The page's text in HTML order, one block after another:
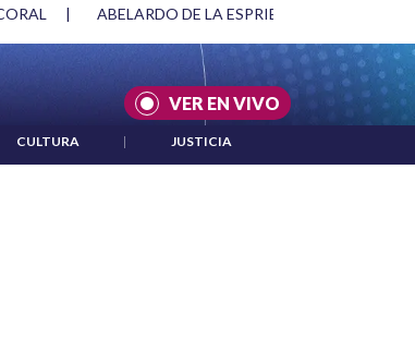
| ABELARDO DE LA ESPRIELLA Y DMG
VER EN VIVO
CULTURA | JUSTICIA